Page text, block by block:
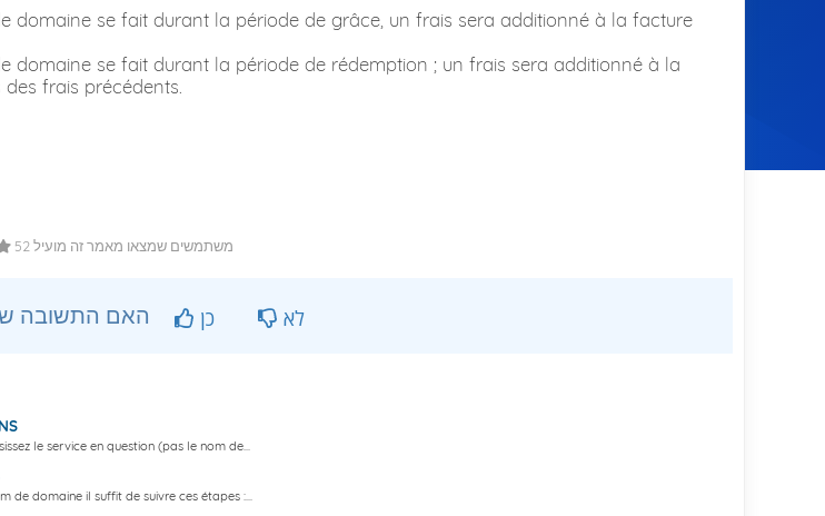
domaine se fait durant la période de grâce, un frais sera additionné à la facture
domaine se fait durant la période de rédemption ; un frais sera additionné à la
frais précédents.
52 משתמשים שמצאו מאמר זה מועיל
כן לא
le service en question (pas le nom de...
de domaine il suffit de suivre ces étapes :...